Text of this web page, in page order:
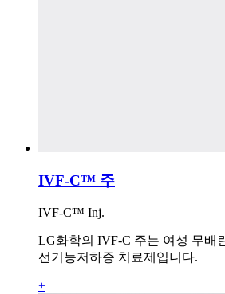
IVF-C™ 주
IVF-C™ Inj.
LG화학의 IVF-C 주는 여성 무배
선기능저하증 치료제입니다.
+